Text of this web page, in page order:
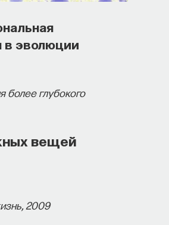
в эволюции
более глубокого
вещей
2009